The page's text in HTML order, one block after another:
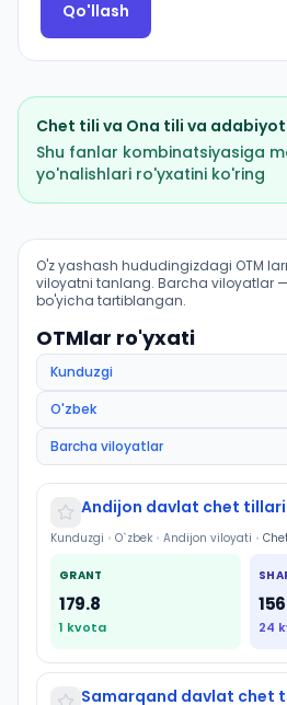
Qo'llash
Chet tili va Ona tili va
Shu fanlar kombinatsiyasiga
yo'nalishlari ro'yxatini ko'ring
Filologiya va tillarni oʻqitish:
O'z yashash hududingizdagi OTM
viloyatni tanlang. Barcha viloyatlar
bo'yicha tartiblangan.
OTMlar ro'yxati
Andijon davlat chet
Kunduzgi • O`zbek • Andijon viloyati •
GRANT
179.8
1 kvota 24
Samarqand davlat chet